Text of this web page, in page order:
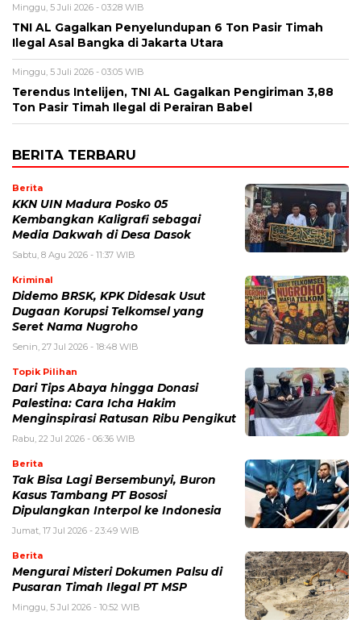
Minggu, 5 Juli 2026 - 03:28 WIB
TNI AL Gagalkan Penyelundupan 6 Ton Pasir Timah
Ilegal Asal Bangka di Jakarta Utara
Minggu, 5 Juli 2026 - 03:05 WIB
Terendus Intelijen, TNI AL Gagalkan Pengiriman 3,88
Ton Pasir Timah Ilegal di Perairan Babel
BERITA TERBARU
Berita
KKN UIN Madura Posko 05
Kembangkan Kaligrafi sebagai
Media Dakwah di Desa Dasok
Sabtu, 8 Agu 2026 - 11:37 WIB
Kriminal
Didemo BRSK, KPK Didesak Usut
Dugaan Korupsi Telkomsel yang
Seret Nama Nugroho
Senin, 27 Jul 2026 - 18:48 WIB
Topik Pilihan
Dari Tips Abaya hingga Donasi
Palestina: Cara Icha Hakim
Menginspirasi Ratusan Ribu Pengikut
Rabu, 22 Jul 2026 - 06:36 WIB
Berita
Tak Bisa Lagi Bersembunyi, Buron
Kasus Tambang PT Bososi
Dipulangkan Interpol ke Indonesia
Jumat, 17 Jul 2026 - 23:49 WIB
Berita
Mengurai Misteri Dokumen Palsu di
Pusaran Timah Ilegal PT MSP
Minggu, 5 Jul 2026 - 10:52 WIB